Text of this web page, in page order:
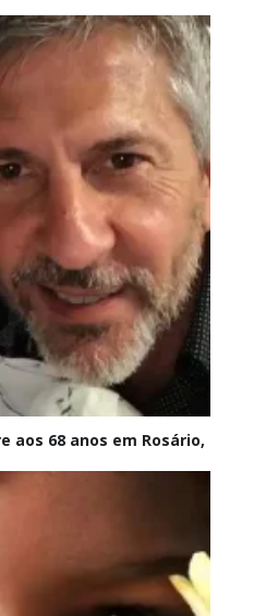
aos 68 anos em Rosário,